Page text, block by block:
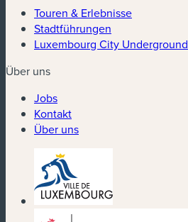
Touren & Erlebnisse
Stadtführungen
Luxembourg City Underground
Über uns
Jobs
Kontakt
Über uns